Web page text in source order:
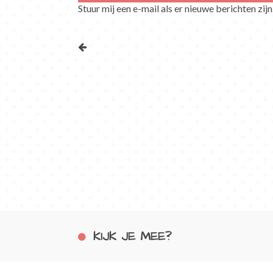
Stuur mij een e-mail als er nieuwe berichten
KIJK JE MEE?